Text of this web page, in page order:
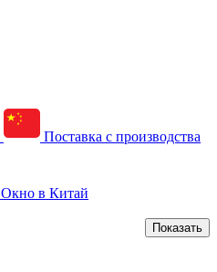
Поставка с производства
Окно в Китай
Показать